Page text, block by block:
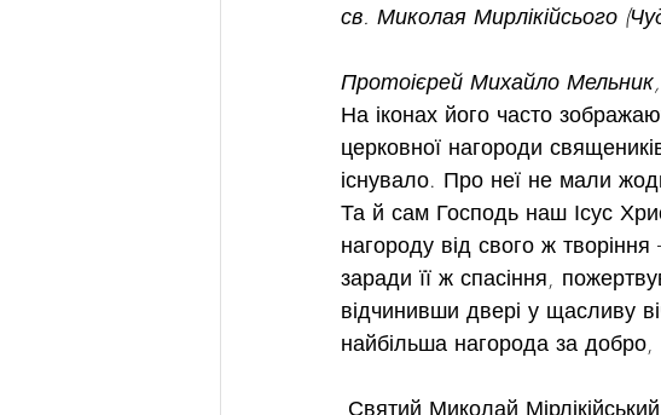
св. Миколая Мирлікійсього
Протоієрей Михайло
На іконах його часто
церковної нагороди
існувало. Про неї не мали
Та й сам Господь наш Ісус
нагороду від свого ж
заради її ж спасіння,
відчинивши двері у щасливу
найбільша нагорода за